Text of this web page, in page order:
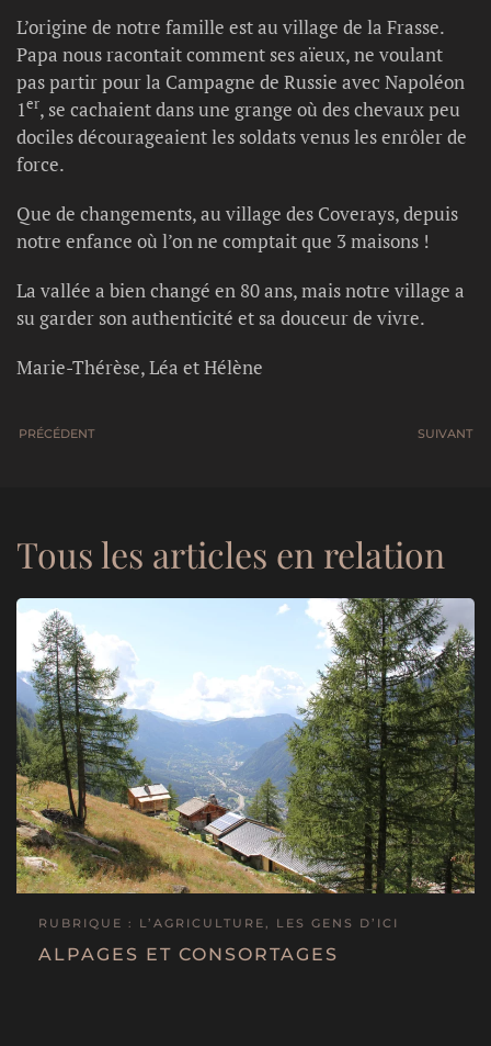
L’origine de notre famille est au village de la Frasse.
Papa nous racontait comment ses aïeux, ne voulant
pas partir pour la Campagne de Russie avec Napoléon
1er, se cachaient dans une grange où des chevaux peu
dociles décourageaient les soldats venus les enrôler de
force.
Que de changements, au village des Coverays, depuis
notre enfance où l’on ne comptait que 3 maisons !
La vallée a bien changé en 80 ans, mais notre village a
su garder son authenticité et sa douceur de vivre.
Marie-Thérèse, Léa et Hélène
PRÉCÉDENT SUIVANT
Tous les articles en relation
RUBRIQUE : L’AGRICULTURE, LES GENS D’ICI
ALPAGES ET CONSORTAGES